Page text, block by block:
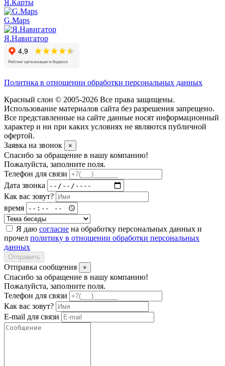
Я.Карты
G.Maps
Я.Навигатор
Политика в отношении обработки персональных данных
Красный слон © 2005-2026 Все права защищены.
Использование материалов сайта без разрешения запрещено.
Все представленные на сайте данные носят информационный
характер и ни при каких условиях не являются публичной
офертой.
Заявка на звонок
×
Спасибо за обращение в нашу компанию!
Пожалуйста, заполните поля.
Телефон для связи
Дата звонка
Как вас зовут?
время
Я даю согласие на обработку персональных данных и
прочел политику в отношении обработки персональных
данных
Отправить
Отправка сообщения ×
Спасибо за обращение в нашу компанию!
Пожалуйста, заполните поля.
Телефон для связи
Как вас зовут?
E-mail для связи